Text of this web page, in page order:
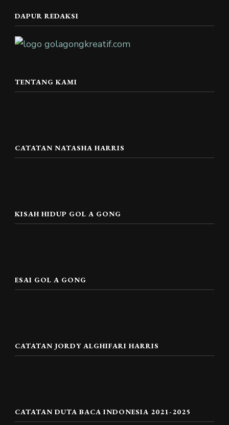
DAPUR REDAKSI
TENTANG KAMI
CATATAN NATASHA HARRIS
KISAH HIDUP GOL A GONG
ESAI GOL A GONG
CATATAN JORDY ALGHIFARI HARRIS
CATATAN DUTA BACA INDONESIA 2021-2025